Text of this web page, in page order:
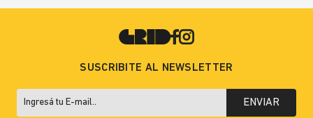
SUSCRIBITE AL NEWSLETTER
ENVIAR